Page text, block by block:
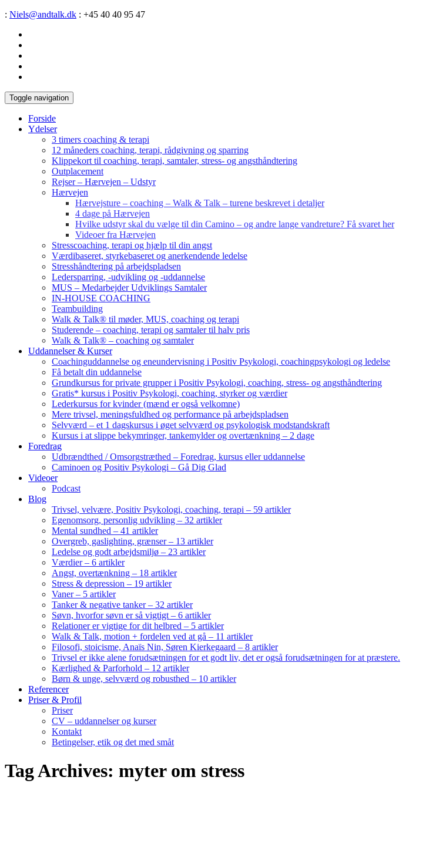
: Niels@andtalk.dk : +45 40 40 95 47
Toggle navigation
Forside
Ydelser
3 timers coaching & terapi
12 måneders coaching, terapi, rådgivning og sparring
Klippekort til coaching, terapi, samtaler, stress- og angsthåndtering
Outplacement
Rejser – Hærvejen – Udstyr
Hærvejen
Hærvejsture – coaching – Walk & Talk – turene beskrevet i detaljer
4 dage på Hærvejen
Hvilke udstyr skal du vælge til din Camino – og andre lange vandreture? Få svaret her
Videoer fra Hærvejen
Stresscoaching, terapi og hjælp til din angst
Værdibaseret, styrkebaseret og anerkendende ledelse
Stresshåndtering på arbejdspladsen
Ledersparring, -udvikling og -uddannelse
MUS – Medarbejder Udviklings Samtaler
IN-HOUSE COACHING
Teambuilding
Walk & Talk® til møder, MUS, coaching og terapi
Studerende – coaching, terapi og samtaler til halv pris
Walk & Talk® – coaching og samtaler
Uddannelser & Kurser
Coachinguddannelse og eneundervisning i Positiv Psykologi, coachingpsykologi og ledelse
Få betalt din uddannelse
Grundkursus for private grupper i Positiv Psykologi, coaching, stress- og angsthåndtering
Gratis* kursus i Positiv Psykologi, coaching, styrker og værdier
Lederkursus for kvinder (mænd er også velkomne)
Mere trivsel, meningsfuldhed og performance på arbejdspladsen
Selvværd – et 1 dagskursus i øget selvværd og psykologisk modstandskraft
Kursus i at slippe bekymringer, tankemylder og overtænkning – 2 dage
Foredrag
Udbrændthed / Omsorgstræthed – Foredrag, kursus eller uddannelse
Caminoen og Positiv Psykologi – Gå Dig Glad
Videoer
Podcast
Blog
Trivsel, velvære, Positiv Psykologi, coaching, terapi – 59 artikler
Egenomsorg, personlig udvikling – 32 artikler
Mental sundhed – 41 artikler
Overgreb, gaslighting, grænser – 13 artikler
Ledelse og godt arbejdsmiljø – 23 artikler
Værdier – 6 artikler
Angst, overtænkning – 18 artikler
Stress & depression – 19 artikler
Vaner – 5 artikler
Tanker & negative tanker – 32 artikler
Søvn, hvorfor søvn er så vigtigt – 6 artikler
Relationer er vigtige for dit helbred – 5 artikler
Walk & Talk, motion + fordelen ved at gå – 11 artikler
Filosofi, stoicisme, Anaïs Nin, Søren Kierkegaard – 8 artikler
Trivsel er ikke alene forudsætningen for et godt liv, det er også forudsætningen for at præstere.
Kærlighed & Parforhold – 12 artikler
Børn & unge, selvværd og robusthed – 10 artikler
Referencer
Priser & Profil
Priser
CV – uddannelser og kurser
Kontakt
Betingelser, etik og det med småt
Tag Archives: myter om stress